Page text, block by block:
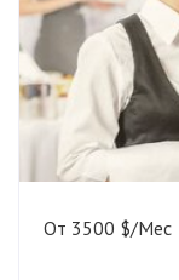
От 3500 $/Мес